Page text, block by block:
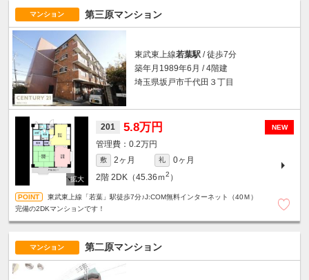
マンション 第三原マンション
東武東上線若葉駅 / 徒歩7分
築年月1989年6月 / 4階建
埼玉県坂戸市千代田３丁目
NEW
201 5.8万円
0.2万円
敷 2ヶ月 礼
0ヶ月
2階 2DK（45.36ｍ2 ）
東武東上線「若葉」駅徒歩7分♪J:COM無料インターネット（40Ｍ）
完備の2DKマンションです！
マンション 第二原マンション